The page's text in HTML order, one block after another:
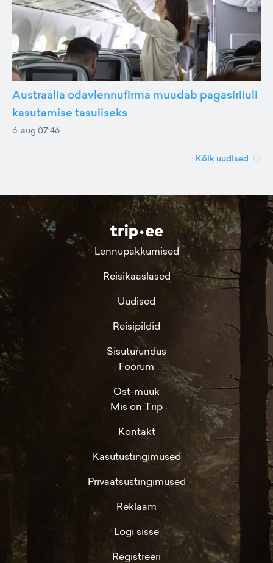
Austraalia odavlennufirma muudab pagasiriiuli
kasutamise tasuliseks
6. aug 07:46
Kõik uudised
Lennupakkumised
Reisikaaslased
Uudised
Reisipildid
Sisuturundus
Foorum
Ost-müük
Mis on Trip
Kontakt
Kasutustingimused
Privaatsustingimused
Reklaam
Logi sisse
Registreeri